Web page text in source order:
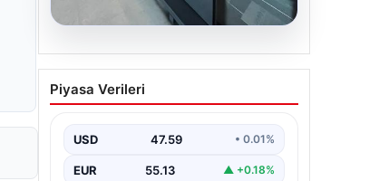
Açık Alan Mekanlarında
Kalite ve bahçe mutfağı
Günümüz dünyasında açık hava
alanlarından biri haline gelmiştir.
Piyasa Verileri
USD 47.59 • 0.01%
EUR 55.13 ▲ +0.18%